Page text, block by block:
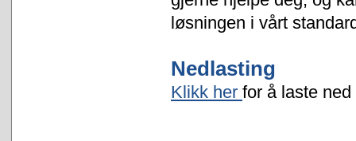
løsningen i vårt
Nedlasting
Klikk her for å laste